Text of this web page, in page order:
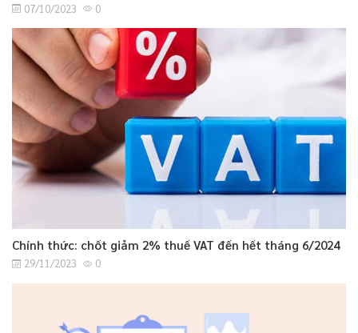
07/10/2023 0
Chính thức: chốt giảm 2% thuế VAT đến hết tháng 6/2024
29/11/2023 0